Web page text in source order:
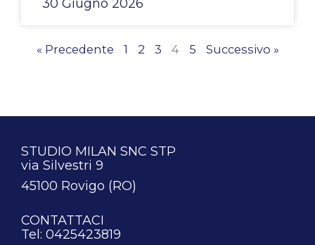
30 Giugno 2026
« Precedente 1 2 3 4 5 Successivo »
STUDIO MILAN SNC STP
via Silvestri 9
45100 Rovigo (RO)
CONTATTACI
Tel: 0425423819